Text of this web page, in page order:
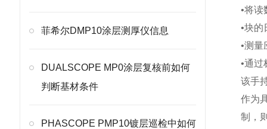
菲希尔DMP10涂层测厚仪信息
DUALSCOPE MP0涂层复核前如何
判断基材条件
PHASCOPE PMP10镀层巡检中如何
•将读
•块的
•测量
•通过
该手
作为
制，